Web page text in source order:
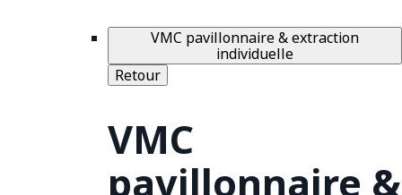
VMC pavillonnaire & extraction
individuelle
Retour
VMC
pavillonnaire &